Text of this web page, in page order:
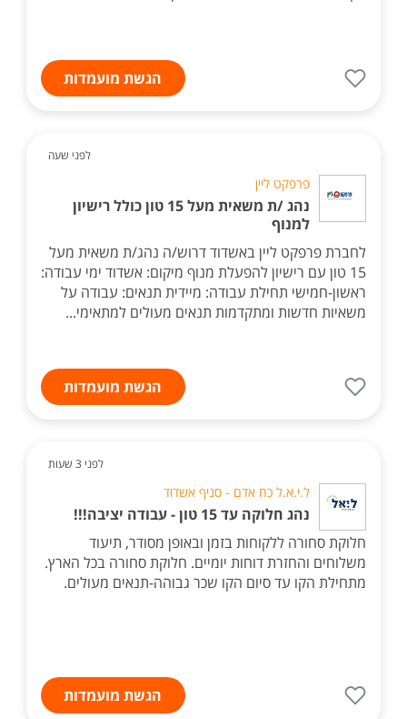
הגשת מועמדות
לפני שעה
פרפקט ליין
נהג /ת משאית מעל 15 טון כולל רישיון
למנוף
לחברת פרפקט ליין באשדוד דרוש/ה נהג/ת משאית מעל
15 טון עם רישיון להפעלת מנוף מיקום: אשדוד ימי עבודה:
ראשון-חמישי תחילת עבודה: מיידית תנאים: עבודה על
משאיות חדשות ומתקדמות תנאים מעולים למתאימי...
הגשת מועמדות
לפני 3 שעות
ל.י.א.ל כח אדם - סניף אשדוד
נהג חלוקה עד 15 טון - עבודה יציבה!!!
חלוקת סחורה ללקוחות בזמן ובאופן מסודר, תיעוד
משלוחים והחזרת דוחות יומיים. חלוקת סחורה בכל הארץ.
מתחילת הקו עד סיום הקו שכר גבוהה-תנאים מעולים.
הגשת מועמדות